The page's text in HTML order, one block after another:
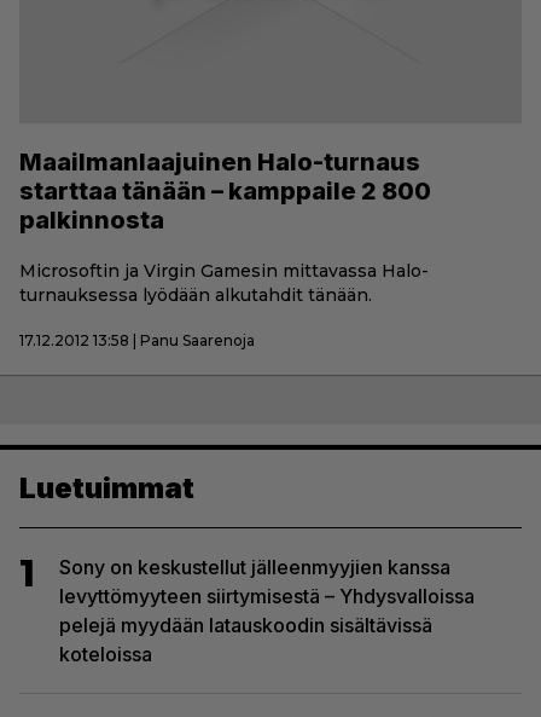
Maailmanlaajuinen Halo-turnaus
starttaa tänään – kamppaile 2 800
palkinnosta
Microsoftin ja Virgin Gamesin mittavassa Halo-
turnauksessa lyödään alkutahdit tänään.
17.12.2012 13:58 | Panu Saarenoja
Luetuimmat
1
Sony on keskustellut jälleenmyyjien kanssa
levyttömyyteen siirtymisestä – Yhdysvalloissa
pelejä myydään latauskoodin sisältävissä
koteloissa